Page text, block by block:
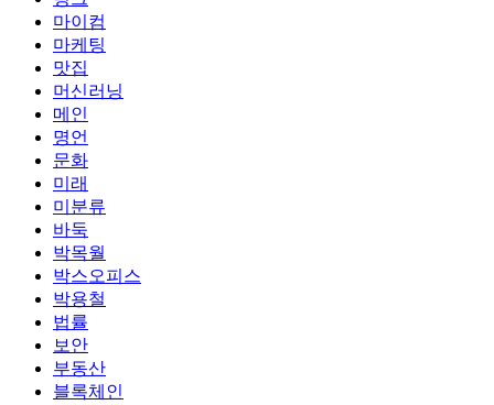
마이컴
마케팅
맛집
머신러닝
메인
명언
문화
미래
미분류
바둑
박목월
박스오피스
박용철
법률
보안
부동산
블록체인